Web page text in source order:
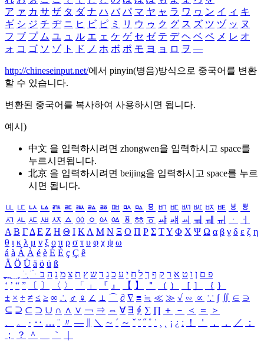
ア ァ カ サ ザ タ ダ ナ ハ バ パ マ ヤ ャ ラ ワ ヮ ン イ ィ キ
ギ シ ジ チ ヂ ニ ヒ ビ ピ ミ リ ウ ゥ ク グ ス ズ ツ ヅ ッ ヌ
フ ブ プ ム ユ ュ ル エ ェ ケ ゲ セ ゼ テ デ ヘ ベ ペ メ レ オ
ォ コ ゴ ソ ゾ ト ド ノ ホ ボ ポ モ ヨ ョ ロ ヲ ―
http://chineseinput.net/에서 pinyin(병음)방식으로 중국어를 변환
할 수 있습니다.
변환된 중국어를 복사하여 사용하시면 됩니다.
예시)
中文 을 입력하시려면 zhongwen을 입력하시고 space를
누르시면됩니다.
北京 을 입력하시려면 beijing을 입력하시고 space를 누르
시면 됩니다.
ㅥ ㅦ ㅧ ㅨ ㅩ ㅪ ㅫ ㅬ ㅭ ㅮ ㅯ ㅰ ㅱ ㅲ ㅳ ㅴ ㅵ ㅶ ㅷ ㅸ
ㅹ
ㅺ ㅻ ㅼ ㅽ ㅾ ㅿ ㆀ ㆁ ㆂ ㆃ ㆄ ㆅ ㆆ ㆇ ㆈ ㆉ ㆊ ㆋ ㆌ ㆍ
ㆎ
Α Β ΓΔ Ε Ζ Η Θ Ι ΚΛ Μ Ν Ξ Ο Π Ρ Σ ΤΥ Φ Χ Ψ Ω α β γ δ ε ζ η
θ ι κ λ μ ν ξ ο π ρ σ τ υ φ χ ψ ω
á à Á À é è É È ç Ç ê
Ä Ö Ü ä ö ü ß
ִֶֹ ֻּ ׁׂ פ ם ן ו ט א ר ק ף ך ל ח י ע כ ג ד ש ץ ת צ מ נ ה ב
‘ ’ “ ” 〔 〕 〈 〉 「 」 『 』 【 】 ＂ （ ） ［ ］ ｛ ｝
± × ÷ ≠ ≤ ≥ ∞ ∴ ♂ ♀ ∠ ⊥ ⌒ ∂ ∇ ≡ ≒ ≪ ≫ √ ∽ ∝ ∵ ∫ ∬ ∈ ∋
⊆ ⊇ ⊂ ⊃ ∪ ∩ ∧ ∨ ￢ ⇒ ⇔ ∀ ∃ ∮ ∑ ∏ ＋ － ＜ ＝
＞
、
。 · ‥ … ¨ 〃 ― ＼ ∼ ´ ～ ˇ ˘ ˝ ˚ ˙ ¸ ¡ ¿ ː ！ ＇ ， ． ／
：
；
？ ＾ ｀